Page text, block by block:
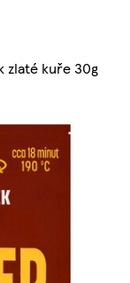
zlaté kuře 30g